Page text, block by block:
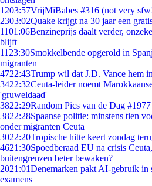
1203:57VrijMiBabes #316 (not very
2303:02Quake krijgt na 30 jaar een
1101:06Benzineprijs daalt verder,
blijft
11 23:30Smokkelbende opgerold in
migranten
4722:43Trump wil dat J.D. Vance hem
3422:32Ceuta-leider noemt
'gruweldaad'
3822:29Random Pics van de Dag #1977
3822:28Spaanse politie: minstens tien
onder migranten Ceuta
3022:20Tropische hitte keert zondag
4621:30Spoedberaad EU na crisis
buitengrenzen beter bewaken?
2021:01Denemarken pakt AI-gebruik in
examens